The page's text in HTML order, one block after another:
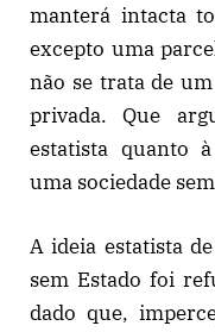
manterá intacta
excepto uma
não se trata de
privada. Que
estatista quanto
uma sociedade
A ideia estatista
sem Estado foi
dado que,